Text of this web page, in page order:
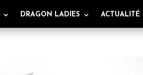
DRAGON LADIES ACTUALITÉ